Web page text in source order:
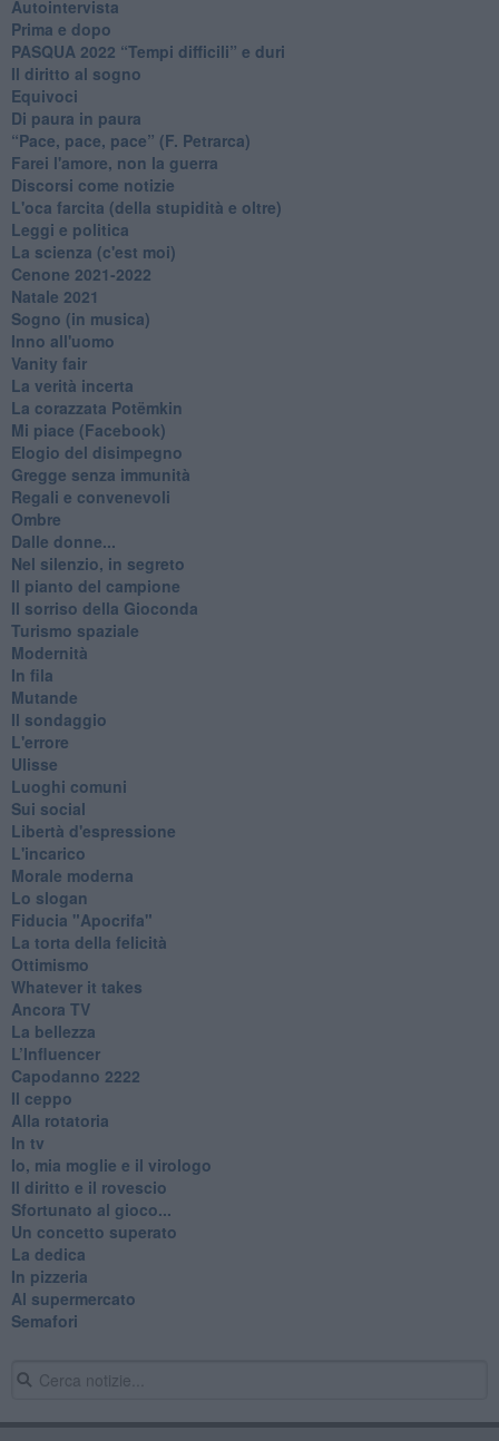
Autointervista
Prima e dopo
​PASQUA 2022 “Tempi difficili” e duri
Il diritto al sogno
Equivoci
Di paura in paura
​“Pace, pace, pace” (F. Petrarca)
Farei l'amore, non la guerra
Discorsi come notizie
L'oca farcita (della stupidità e oltre)
Leggi e politica
La scienza (c'est moi)
Cenone 2021-2022
Natale 2021
Sogno (in musica)
Inno all'uomo
Vanity fair
La verità incerta
La corazzata Potëmkin
Mi piace (Facebook)
Elogio del disimpegno
Gregge senza immunità
Regali e convenevoli
Ombre
Dalle donne...
Nel silenzio, in segreto
Il pianto del campione
Il sorriso della Gioconda
Turismo spaziale
Modernità
In fila
Mutande
Il sondaggio
L'errore
Ulisse
Luoghi comuni
Sui social
Libertà d'espressione
L'incarico
Morale moderna
Lo slogan
Fiducia "Apocrifa"
La torta della felicità
Ottimismo
Whatever it takes
Ancora TV
La bellezza
L’Influencer
​Capodanno 2222
Il ceppo
Alla rotatoria
In tv
Io, mia moglie e il virologo
Il diritto e il rovescio
Sfortunato al gioco...
Un concetto superato
La dedica
In pizzeria
Al supermercato
Semafori